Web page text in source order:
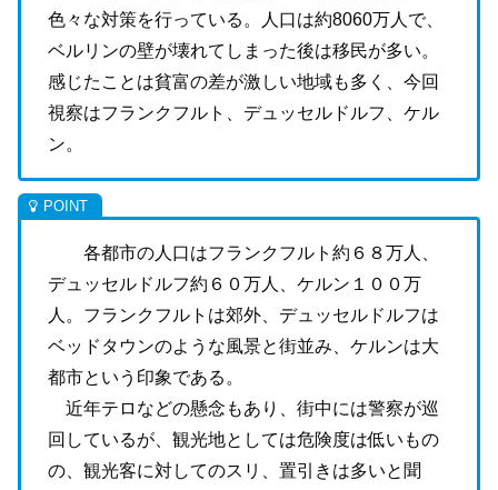
色々な対策を行っている。人口は約8060万人で、
ベルリンの壁が壊れてしまった後は移民が多い。
感じたことは貧富の差が激しい地域も多く、今回
視察はフランクフルト、デュッセルドルフ、ケル
ン。
各都市の人口はフランクフルト約６８万人、
デュッセルドルフ約６０万人、ケルン１００万
人。 フランクフルトは郊外、デュッセルドルフは
ベッドタウンのような風景と街並み、ケルンは大
都市という印象である。
近年テロなどの懸念もあり、街中には警察が巡
回しているが、観光地としては危険度は低いもの
の、観光客に対してのスリ、置引きは多いと聞